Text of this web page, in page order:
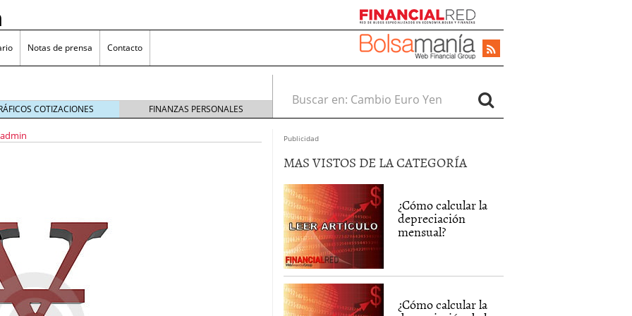
Notas de prensa Contacto
japonesa hoy
¿Por qué es más caro en España que en el
2023
COTIZACIONES FINANZAS PERSONALES
Buscar en:
admin Publicidad
MAS VISTOS DE LA CATEGORÍA
¿Cómo calcular la
depreciación
mensual?
¿Cómo calcular la